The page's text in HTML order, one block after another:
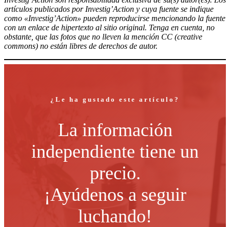
artículos publicados por Investig’Action y cuya fuente se indique
como «Investig’Action» pueden reproducirse mencionando la fuente
con un enlace de hipertexto al sitio original. Tenga en cuenta, no
obstante, que las fotos que no lleven la mención CC (creative
commons) no están libres de derechos de autor.
¿Le ha gustado este artículo?
La información
independiente tiene un
precio.
¡Ayúdenos a seguir
luchando!